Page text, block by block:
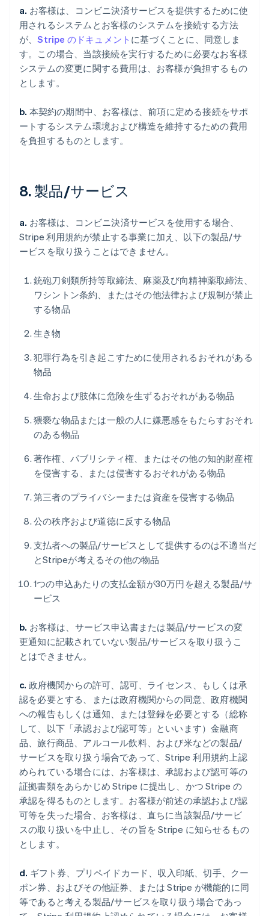
a. お客様は、コンビニ決済サービスを提供するために使
用されるシステムとお客様のシステムを接続する方法
が、Stripe のドキュメント に基づくことに、同意しま
す。この場合、当該接続を実行するために必要なお客様
システムの変更に関する費用は、お客様が負担するもの
とします。
b. 本契約の期間中、お客様は、前項に定める接続をサポ
ートするシステム環境および構造を維持するための費用
を負担するものとします。
8. 製品/サービス
a. お客様は、コンビニ決済サービスを使用する場合、
Stripe 利用規約が禁止する事業に加え、以下の製品/サ
ービスを取り扱うことはできません。
銃砲刀剣類所持等取締法、麻薬及び向精神薬取締法、
ワシントン条約、またはその他法律および規制が禁止
する物品
生き物
犯罪行為を引き起こすために使用されるおそれがある
物品
生命および肢体に危険を生ずるおそれがある物品
猥褻な物品または一般の人に嫌悪感をもたらすおそれ
のある物品
著作権、パブリシティ権、またはその他の知的財産権
を侵害する、または侵害するおそれがある物品
第三者のプライバシーまたは資産を侵害する物品
公の秩序および道徳に反する物品
支払者への製品/サービスとして提供するのは不適当だ
とStripeが考えるその他の物品
1つの申込あたりの支払金額が30万円を超える製品/サ
ービス
b. お客様は、サービス申込書または製品/サービスの変
更通知に記載されていない製品/サービスを取り扱うこ
とはできません。
c. 政府機関からの許可、認可、ライセンス、もしくは承
認を必要とする、または政府機関からの同意、政府機関
への報告もしくは通知、または登録を必要とする（総称
して、以下「承認および認可等」といいます）金融商
品、旅行商品、アルコール飲料、および米などの製品/
サービスを取り扱う場合であって、Stripe 利用規約上認
められている場合には、お客様は、承認および認可等の
証拠書類をあらかじめ Stripe に提出し、かつ Stripe の
承認を得るものとします。お客様が前述の承認および認
可等を失った場合、お客様は、直ちに当該製品/サービ
スの取り扱いを中止し、その旨を Stripe に知らせるもの
とします。
d. ギフト券、プリペイドカード、収入印紙、切手、クー
ポン券、およびその他証券、または Stripe が機能的に同
等であると考える製品/サービスを取り扱う場合であっ